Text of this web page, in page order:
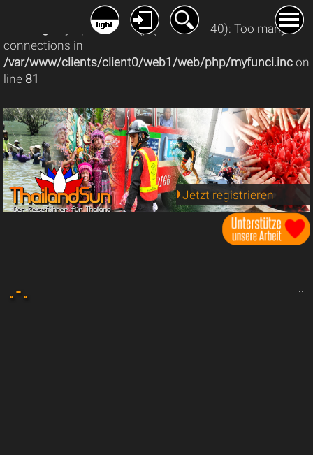
: mysqli_connect(): (08004/1040): Too many
connections in
/var/www/clients/client0/web1/web/php/myfunci.inc on
line 81
Jetzt registrieren
..
.. - ..